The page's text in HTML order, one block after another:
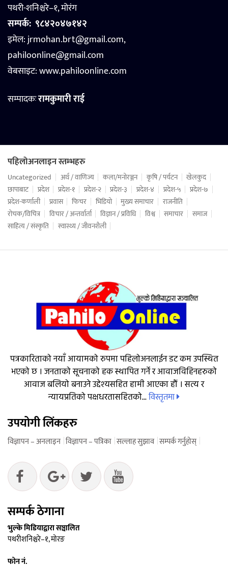
पथरी-शनिश्चरे–१, मोरंग
सम्पर्क: ९८४२०४७१४२
इमेल: jrmohan.brt@gmail.com,
pahiloonline@gmail.com
वेबसाइट:www.pahiloonline.com
सम्पादकःरामकुमारी राई
पहिलोअनलाइन स्तम्भहरु
Uncategorized अर्थ / वाणिज्य कला/मनोरञ्जन कृषि / पर्यटन
खेलकुद
छापाबाट
प्रदेश प्रदेश-१ प्रदेश-२ प्रदेश-३ प्रदेश-४ प्रदेश-५
प्रदेश-७
प्रदेश-कर्णाली
प्रवास फिचर भिडियो मुख्य समाचार
राजनीति
रोचक/विचित्र
विचार / अन्तर्वार्ता विज्ञान / प्रविधि विश्व समाचार
समाज
साहित्य / संस्कृति
स्वास्थ्य / जीवनशैली
पत्रकारिताको नयाँ आयामको रुपमा पहिलोअनलाईन डट कम उपस्थित
भएको छ । जनताको सूचनाको हक स्थापित गर्ने र आवाजविहिनहरुको
आवाज बलियो बनाउने उद्देश्यसहित हामी आएका हौं । सत्य र
न्यायप्रतिको पक्षधरतासहितको...विस्तृतमा
उपयोगी लिंकहरु
विज्ञापन – अनलाइन विज्ञापन – पत्रिका सल्लाह सुझाव सम्पर्क गर्नुहोस्
सम्पर्क ठेगाना
भुल्के मिडियाद्वारा सञ्चालित
पथरीशनिश्चरे–१, मोरङ
फोन नं.